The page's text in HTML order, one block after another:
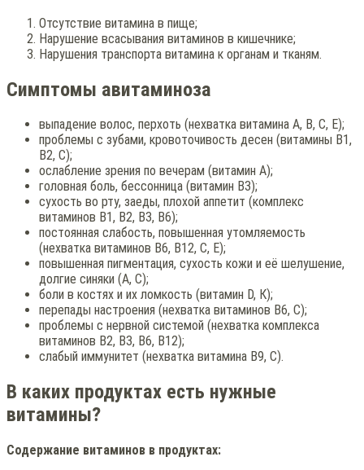
Отсутствие витамина в пище;
Нарушение всасывания витаминов в кишечнике;
Нарушения транспорта витамина к органам и тканям.
Симптомы авитаминоза
выпадение волос, перхоть (нехватка витамина А, В, С, Е);
проблемы с зубами, кровоточивость десен (витамины В1,
В2, С);
ослабление зрения по вечерам (витамин А);
головная боль, бессонница (витамин В3);
сухость во рту, заеды, плохой аппетит (комплекс
витаминов В1, В2, В3, В6);
постоянная слабость, повышенная утомляемость
(нехватка витаминов В6, В12, С, Е);
повышенная пигментация, сухость кожи и её шелушение,
долгие синяки (А, С);
боли в костях и их ломкость (витамин D, К);
перепады настроения (нехватка витаминов В6, С);
проблемы с нервной системой (нехватка комплекса
витаминов В2, В3, В6, В12);
слабый иммунитет (нехватка витамина В9, С).
В каких продуктах есть нужные
витамины?
Содержание витаминов в продуктах: